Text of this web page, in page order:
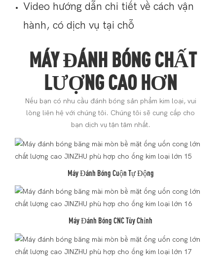
Video hướng dẫn chi tiết về cách vận
hành, có dịch vụ tại chỗ
MÁY ĐÁNH BÓNG CHẤT
LƯỢNG CAO HƠN
Nếu bạn có nhu cầu đánh bóng sản phẩm kim loại, vui
lòng liên hệ với chúng tôi. Chúng tôi sẽ cung cấp cho
bạn dịch vụ tận tâm nhất.
Máy Đánh Bóng Cuộn Tự Động
Máy Đánh Bóng CNC Tùy Chỉnh